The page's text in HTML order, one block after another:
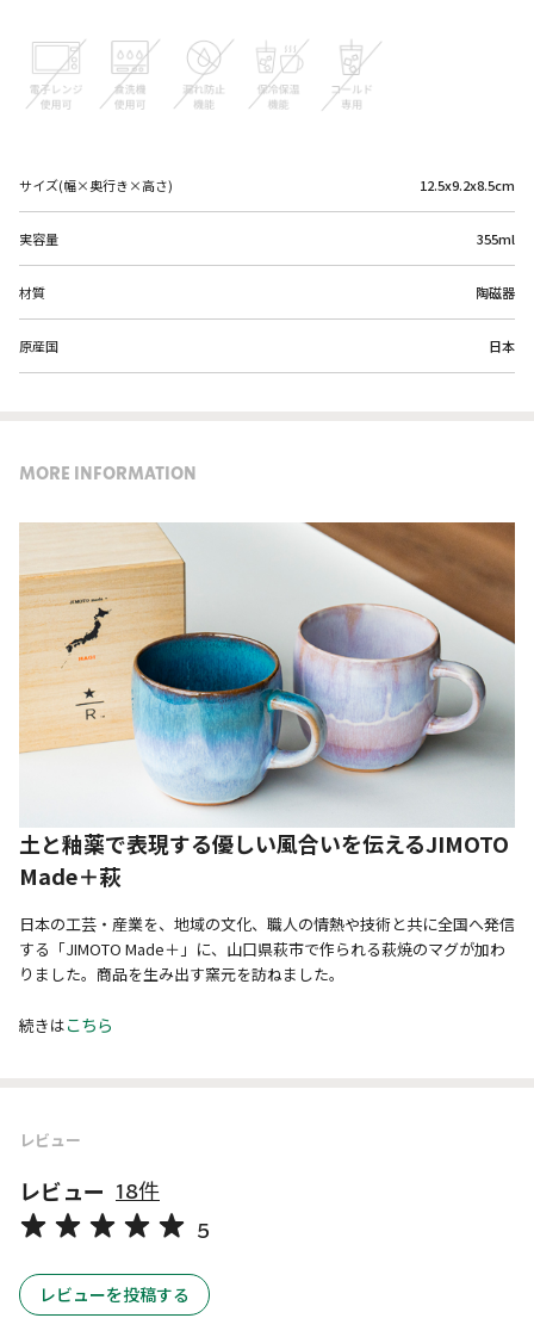
サイズ(幅×奥行き×高さ) 12.5x9.2x8.5cm
実容量 355ml
材質 陶磁器
原産国 日本
MORE INFORMATION
土と釉薬で表現する優しい風合いを伝えるJIMOTO
Made＋萩
日本の工芸・産業を、地域の文化、職人の情熱や技術と共に全国へ発信
する「JIMOTO Made＋」に、山口県萩市で作られる萩焼のマグが加わ
りました。商品を生み出す窯元を訪ねました。
続きはこちら
レビュー
レビュー 18件
5
レビューを投稿する